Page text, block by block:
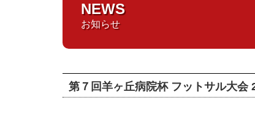
NEWS
お知らせ
第７回羊ヶ丘病院杯 フットサル大会